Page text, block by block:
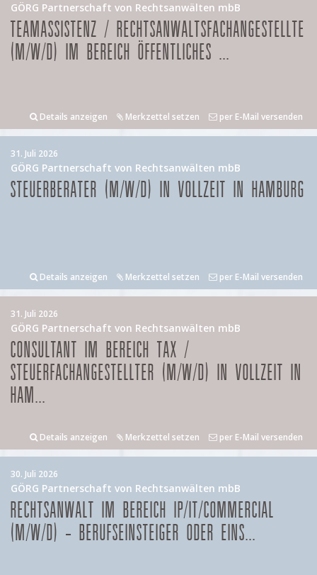
GÖRG Partnerschaft von Rechtsanwälten mbB
TEAMASSISTENZ / RECHTSANWALTSFACHANGESTELLTE
(M/W/D) IM BEREICH ÖFFENTLICHES ...
Details anzeigen Merkzettel setzen per E-Mail versenden
31. Juli 2026
GÖRG Partnerschaft von Rechtsanwälten mbB
STEUERBERATER (M/W/D) IN VOLLZEIT IN HAMBURG
Details anzeigen Merkzettel setzen per E-Mail versenden
31. Juli 2026
GÖRG Partnerschaft von Rechtsanwälten mbB
CONSULTANT IM BEREICH TAX /
STEUERFACHANGESTELLTER (M/W/D) IN VOLLZEIT IN
HAM...
Details anzeigen Merkzettel setzen per E-Mail versenden
30. Juli 2026
GÖRG Partnerschaft von Rechtsanwälten mbB
RECHTSANWALT IM BEREICH IP/IT/COMMERCIAL
(M/W/D) – BERUFSEINSTEIGER ODER EINS...